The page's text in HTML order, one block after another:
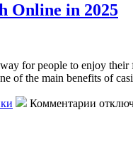
Online in 2025
for people to enjoy
of the main benefits of
Комментарии